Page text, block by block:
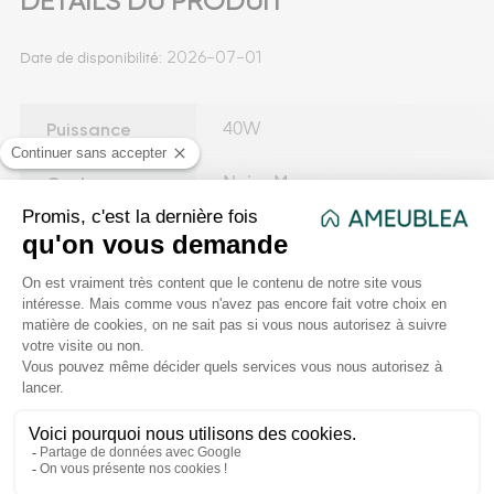
Date de disponibilité: 2026-07-01
Puissance 40W
Couleur Noir - Marron
Longueur du
180 cm
Dimensions de
l'article
L. 36,5 x P. 30 x H. 150 cm
Matière
Poids net 3.400 kg